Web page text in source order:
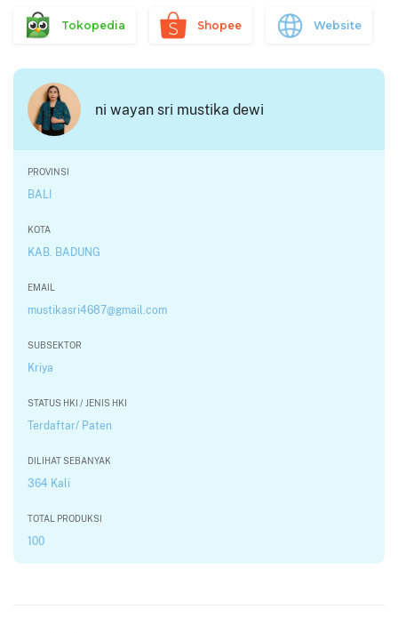
Tokopedia Shopee Website
ni wayan sri mustika dewi
PROVINSI
BALI
KOTA
KAB. BADUNG
EMAIL
mustikasri4687@gmail.com
SUBSEKTOR
Kriya
STATUS HKI / JENIS HKI
Terdaftar/ Paten
DILIHAT SEBANYAK
364 Kali
TOTAL PRODUKSI
100